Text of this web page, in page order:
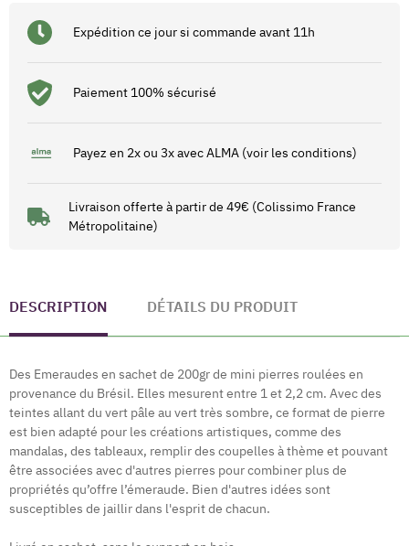
Expédition ce jour si commande avant 11h
Paiement 100% sécurisé
Payez en 2x ou 3x avec ALMA (voir les conditions)
Livraison offerte à partir de 49€ (Colissimo France
Métropolitaine)
DESCRIPTION DÉTAILS DU PRODUIT
Des Emeraudes en sachet de 200gr de mini pierres roulées en
provenance du Brésil. Elles mesurent entre 1 et 2,2 cm. Avec des
teintes allant du vert pâle au vert très sombre, ce format de pierre
est bien adapté pour les créations artistiques, comme des
mandalas, des tableaux, remplir des coupelles à thème et pouvant
être associées avec d'autres pierres pour combiner plus de
propriétés qu’offre l’émeraude. Bien d'autres idées sont
susceptibles de jaillir dans l'esprit de chacun.